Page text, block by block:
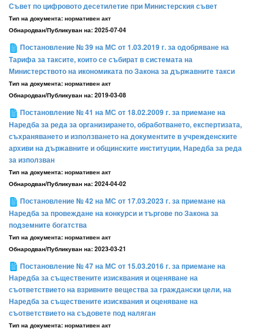
Съвет по цифровото десетилетие при Министерския съвет
Тип на документа: нормативен акт
Обнародван/Публикуван на: 2025-07-04
Постановление № 39 на МС от 1.03.2019 г. за одобряване на
Тарифа за таксите, които се събират в системата на
Министерството на икономиката по Закона за държавните такси
Тип на документа: нормативен акт
Обнародван/Публикуван на: 2019-03-08
Постановление № 41 на МС от 18.02.2009 г. за приемане на
Наредба за реда за организирането, обработването, експертизата,
съхраняването и използването на документите в учрежденските
архиви на държавните и общинските институции, Наредба за реда
за използван
Тип на документа: нормативен акт
Обнародван/Публикуван на: 2024-04-02
Постановление № 42 на МС от 17.03.2023 г. за приемане на
Наредба за провеждане на конкурси и търгове по Закона за
подземните богатства
Тип на документа: нормативен акт
Обнародван/Публикуван на: 2023-03-21
Постановление № 47 на МС от 15.03.2016 г. за приемане на
Наредба за съществените изисквания и оценяване на
съответствието на взривните вещества за граждански цели, на
Наредба за съществените изисквания и оценяване на
съответствието на съдовете под наляган
Тип на документа: нормативен акт